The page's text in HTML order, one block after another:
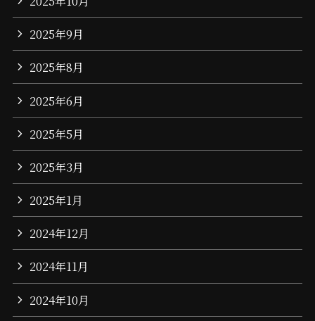
2025年9月
2025年8月
2025年6月
2025年5月
2025年3月
2025年1月
2024年12月
2024年11月
2024年10月